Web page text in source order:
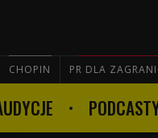
CHOPIN PR DLA
